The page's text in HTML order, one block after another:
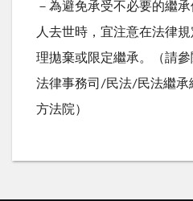
－為避免承受不必要的繼
人去世時，宜注意在法律
理拋棄或限定繼承。（請
法律事務司/民法/民法繼承
方法院）